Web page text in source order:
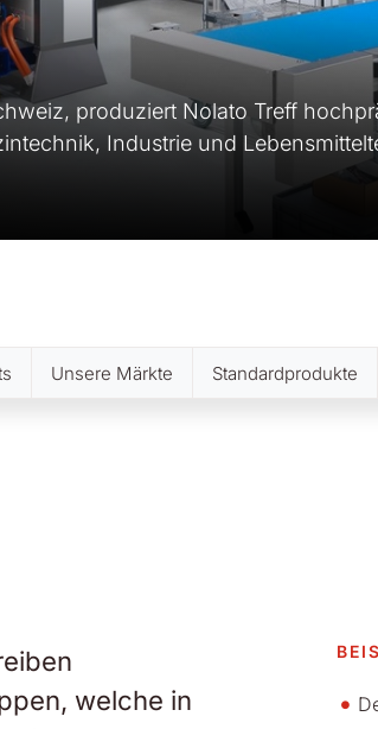
produziert Nolato Treff
Industrie und
Unsere Märkte Standardprodukte
welche in